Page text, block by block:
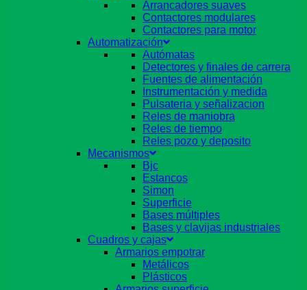
Arrancadores suaves
Contactores modulares
Contactores para motor
Automatización
Autómatas
Detectores y finales de carrera
Fuentes de alimentación
Instrumentación y medida
Pulsateria y señalizacion
Reles de maniobra
Reles de tiempo
Reles pozo y deposito
Mecanismos
Bjc
Estancos
Simon
Superficie
Bases múltiples
Bases y clavijas industriales
Cuadros y cajas
Armarios empotrar
Metálicos
Plásticos